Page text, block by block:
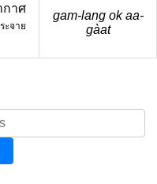
กาศ
ะจาย
gam-lang ok aa-
gàat